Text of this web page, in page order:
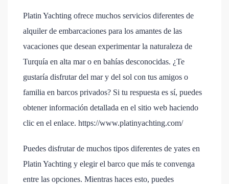
Platin Yachting ofrece muchos servicios diferentes de
alquiler de embarcaciones para los amantes de las
vacaciones que desean experimentar la naturaleza de
Turquía en alta mar o en bahías desconocidas. ¿Te
gustaría disfrutar del mar y del sol con tus amigos o
familia en barcos privados? Si tu respuesta es sí, puedes
obtener información detallada en el sitio web haciendo
clic en el enlace. https://www.platinyachting.com/
Puedes disfrutar de muchos tipos diferentes de yates en
Platin Yachting y elegir el barco que más te convenga
entre las opciones. Mientras haces esto, puedes